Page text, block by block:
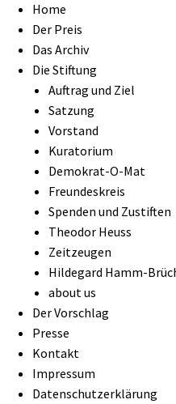
Home
Der Preis
Das Archiv
Die Stiftung
Auftrag und Ziel
Satzung
Vorstand
Kuratorium
Demokrat-O-Mat
Freundeskreis
Spenden und Zustiften
Theodor Heuss
Zeitzeugen
Hildegard Hamm-
about us
Der Vorschlag
Presse
Kontakt
Impressum
Datenschutzerklärung